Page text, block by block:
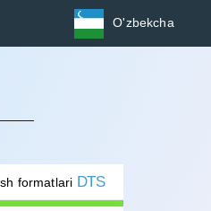
O'zbekcha
formatlari DTS